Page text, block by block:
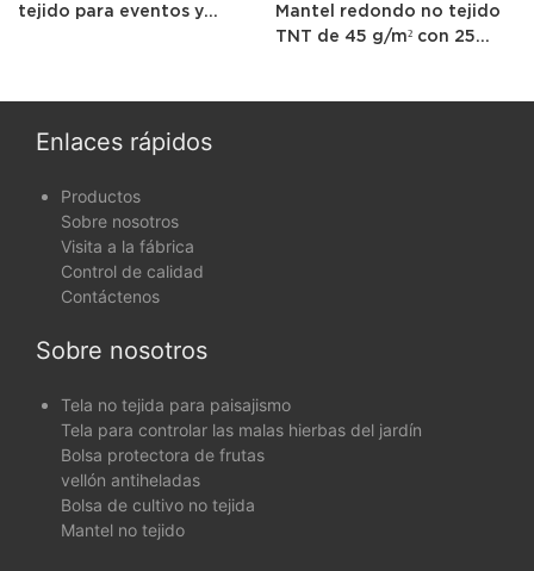
tejido para eventos y
Mantel redondo no tejido
TNT de 45 g/m² con 25
Enlaces rápidos
Productos
Sobre nosotros
Visita a la fábrica
Control de calidad
Contáctenos
Sobre nosotros
Tela no tejida para paisajismo
Tela para controlar las malas hierbas del jardín
Bolsa protectora de frutas
vellón antiheladas
Bolsa de cultivo no tejida
Mantel no tejido